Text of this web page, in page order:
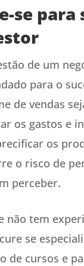
se para
de um
para o
de vendas
os gastos e
os
o risco de
perceber.
não tem
se
de cursos e